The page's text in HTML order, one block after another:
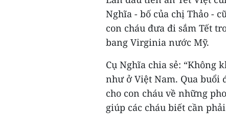
Nghĩa - bố của chị Thảo -
con cháu đưa đi sắm Tết
bang Virginia nước Mỹ.
Cụ Nghĩa chia sẻ: “Không
như ở Việt Nam. Qua buổi
cho con cháu về những
giúp các cháu biết cần